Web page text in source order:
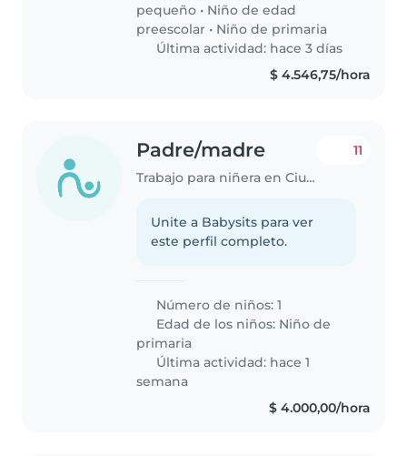
pequeño • Niño de edad
preescolar • Niño de primaria
Última actividad: hace 3 días
$ 4.546,75/hora
Padre/madre
Trabajo para niñera en Ciudad de Salta
11
Unite a Babysits para ver
este perfil completo.
Número de niños: 1
Edad de los niños: Niño de
primaria
Última actividad: hace 1
semana
$ 4.000,00/hora